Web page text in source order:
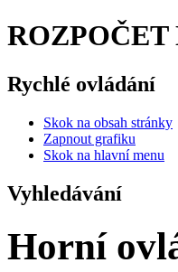
ROZPOČET
Rychlé ovládání
Skok na obsah stránky
Zapnout grafiku
Skok na hlavní menu
Vyhledávání
Horní